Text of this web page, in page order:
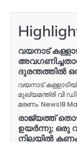
വയനാട്
ദുരന്തത്തിൽ
വയനാട്
മുഖ്യമന്ത്രി വി
മരണം News18
രാജ്യത്ത്
ഉയർന്നു; ഒരു
നിലയിൽ